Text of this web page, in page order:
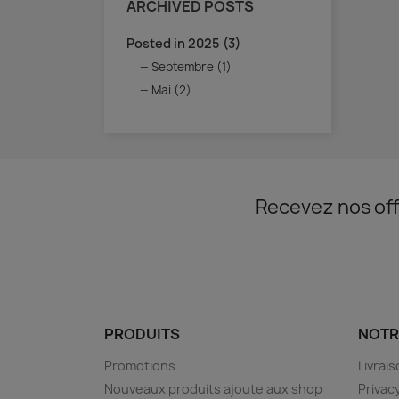
ARCHIVED POSTS
Posted in 2025 (3)
Septembre (1)
Mai (2)
Recevez nos
PRODUITS
Promotions
Nouveaux produits ajoute aux shop